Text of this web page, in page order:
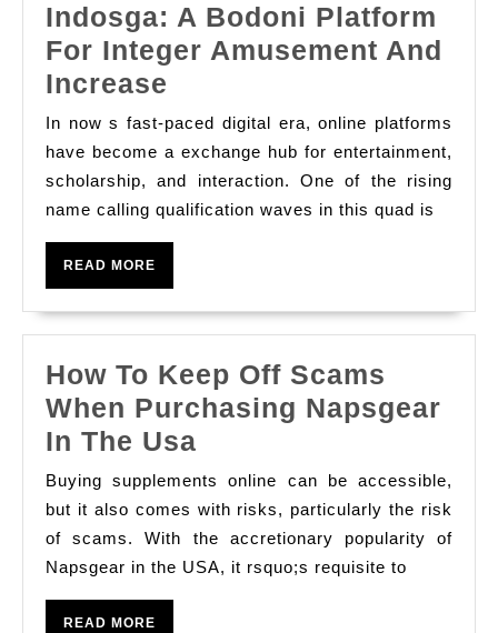
Indosga: A Bodoni Platform
For Integer Amusement And
Increase
A
Bodoni
Platform
For
Integer
Amusement
And
In now s fast-paced digital era, online platforms
have become a exchange hub for entertainment,
scholarship, and interaction. One of the rising
name calling qualification waves in this quad is
READ MORE
How To Keep Off Scams
When Purchasing Napsgear
In The Usa
To
Keep
Off
Scams
Buying supplements online can be accessible,
but it also comes with risks, particularly the risk
of scams. With the accretionary popularity of
Napsgear in the USA, it rsquo;s requisite to
READ MORE